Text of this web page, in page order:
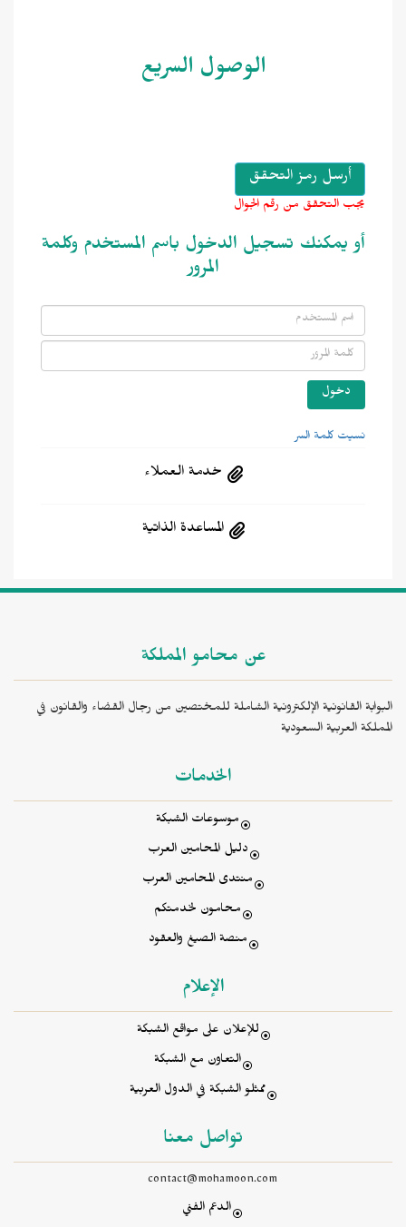
الوصول السريع
يجب التحقق من رقم الجوال
أو يمكنك تسجيل الدخول باسم المستخدم وكلمة
المرور
نسيت كلمة السر
خدمة العملاء
المساعدة الذاتية
عن محامو المملكة
البوابة القانونية الإلكترونية الشاملة للمختصين من رجال القضاء والقانون في
المملكة العربية السعودية
الخدمات
موسوعات الشبكة
دليل المحامين العرب
منتدى المحامين العرب
محامون لخدمتكم
منصة الصيغ والعقود
الإعلام
للإعلان على مواقع الشبكة
التعاون مع الشبكة
ممثلو الشبكة في الدول العربية
تواصل معنا
contact@mohamoon.com
الدعم الفني